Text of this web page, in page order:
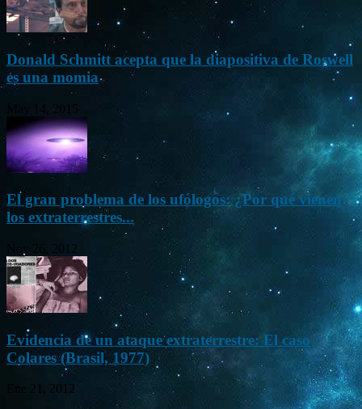
Donald Schmitt acepta que la diapositiva de Roswell
es una momia
May 14, 2015
El gran problema de los ufólogos: ¿Por qué vienen
los extraterrestres...
Nov 26, 2012
Evidencia de un ataque extraterrestre: El caso
Colares (Brasil, 1977)
Ene 21, 2012